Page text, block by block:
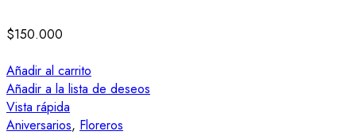
$150.000
Añadir al carrito
Añadir a la lista de deseos
Vista rápida
Aniversarios, Floreros